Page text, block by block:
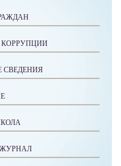
КОРРУПЦИИ
СВЕДЕНИЯ